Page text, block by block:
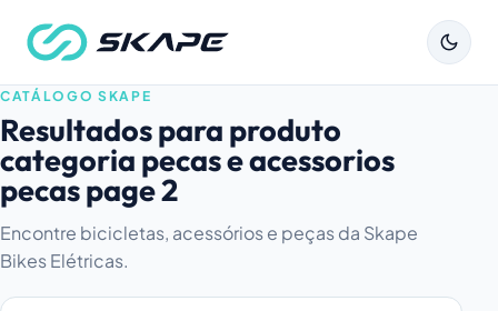
CATÁLOGO SKAPE
Resultados para produto
categoria pecas e acessorios
pecas page 2
Encontre bicicletas, acessórios e peças da Skape
Bikes Elétricas.